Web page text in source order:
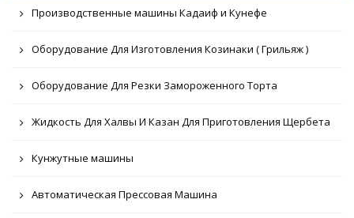
Производственные машины Кадаиф и Кунефе
Оборудование Для Изготовления Козинаки ( Грильяж )
Оборудование Для Резки Замороженного Торта
Жидкость Для Халвы И Казан Для Приготовления Щербета
Кунжутные машины
Автоматическая Прессовая Машина